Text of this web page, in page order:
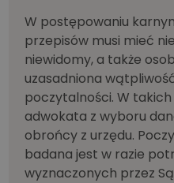
W postępowaniu
przepisów musi mieć
niewidomy, a także
uzasadniona
poczytalności. W
adwokata z wyboru
obrońcy z urzędu.
badana jest w razie
wyznaczonych przez